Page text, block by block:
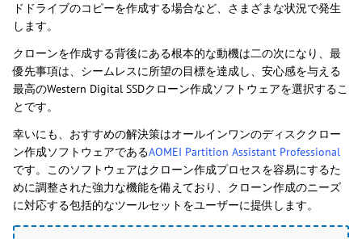
ドドライブのコピーを作成する場合など、さまざまな状況で発生
します。
クローンを作成する背後にある根本的な動機は二の次になり、最
優先事項は、シームレスに所望の目標を達成し、安心感を与える
最高のWestern Digital SSDクローン作成ソフトウェアを選択するこ
とです。
幸いにも、おすすめの解決策はオールインワンのディスククロー
ン作成ソフトウェアであるAOMEI Partition Assistant Professional
です。このソフトウェアはクローン作成プロセスを容易にするた
めに調整された強力な機能を備えており、クローン作成のニーズ
に対応する包括的なツールセットをユーザーに提供します。